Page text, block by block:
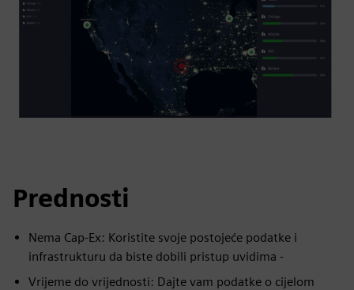
Prednosti
Nema Cap-Ex: Koristite svoje postojeće podatke i
infrastrukturu da biste dobili pristup uvidima -
Vrijeme do vrijednosti: Dajte vam podatke o cijelom